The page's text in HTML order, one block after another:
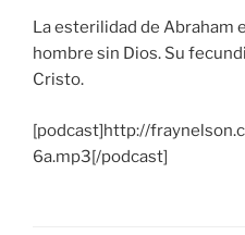
La esterilidad de Abraham
hombre sin Dios. Su
Cristo.
[podcast]http://
6a.mp3[/podcast]